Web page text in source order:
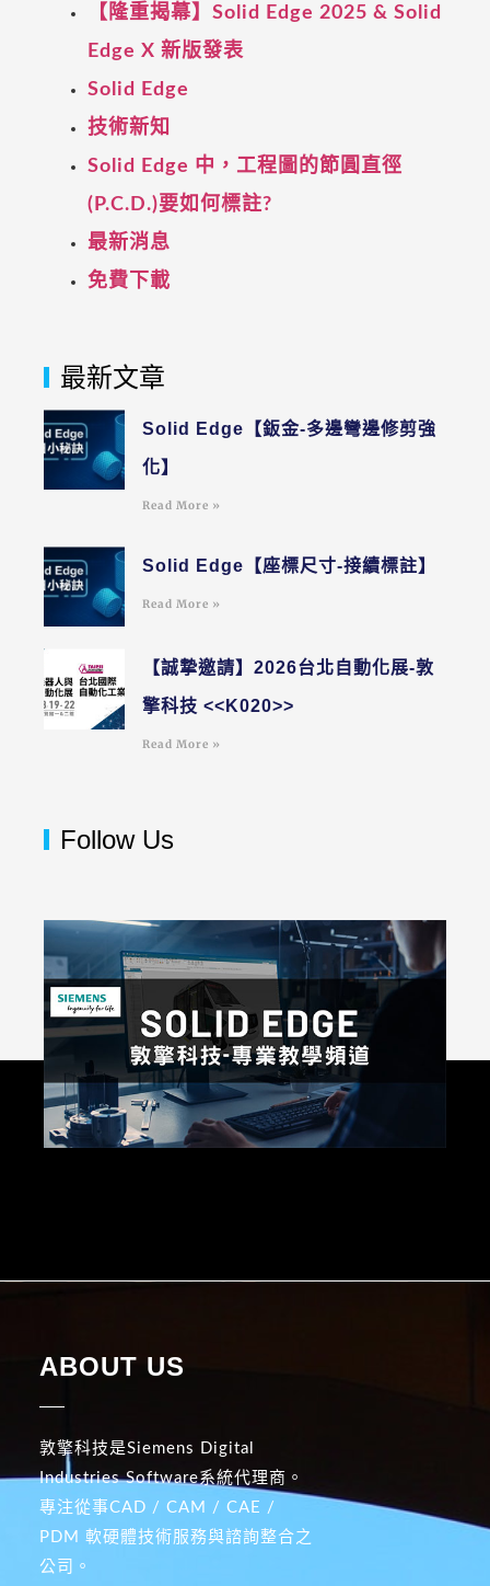
【隆重揭幕】Solid Edge 2025 & Solid
Edge X 新版發表
Solid Edge
技術新知
Solid Edge 中，工程圖的節圓直徑
(P.C.D.)要如何標註?
最新消息
免費下載
最新文章
Solid Edge【鈑金-多邊彎邊修剪強
化】
Read More »
Solid Edge【座標尺寸-接續標註】
Read More »
【誠摯邀請】2026台北自動化展-敦
擎科技 <<K020>>
Read More »
Follow Us
ABOUT US
敦擎科技是Siemens Digital
Industries Software系統代理商。
專注從事CAD / CAM / CAE /
PDM 軟硬體技術服務與諮詢整合之
公司。